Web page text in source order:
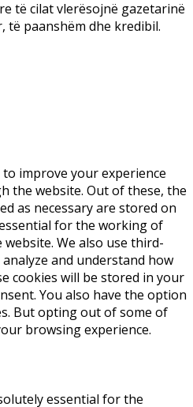
të cilat vlerësojnë gazetarinë
të paanshëm dhe kredibil.
improve your experience
the website. Out of these, the
as necessary are stored on
for the working of
We also use third-
and understand how
cookies will be stored in your
You also have the option
But opting out of some of
browsing experience.
essential for the